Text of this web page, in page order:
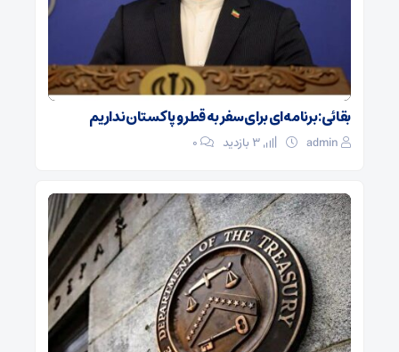
بقائی: برنامه‌ای برای سفر به قطر و پاکستان نداریم
admin ۰